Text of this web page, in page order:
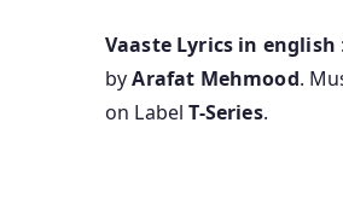
Vaaste Lyrics in english
byArafat Mehmood.
on LabelT-Series.